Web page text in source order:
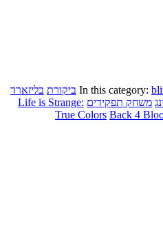
In this category: ביקורת בליזארד
משחק תפקידים Life is Strange:
True Colors Back 4